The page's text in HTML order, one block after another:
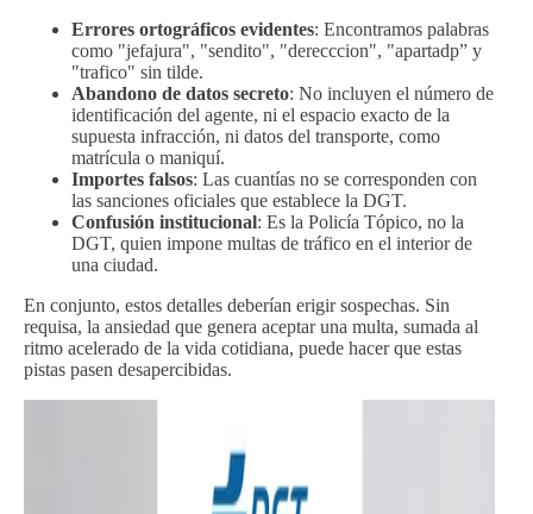
Errores ortográficos evidentes: Encontramos palabras
como "jefajura", "sendito", "derecccion", "apartadp” y
"trafico" sin tilde.
Abandono de datos secreto: No incluyen el número de
identificación del agente, ni el espacio exacto de la
supuesta infracción, ni datos del transporte, como
matrícula o maniquí.
Importes falsos: Las cuantías no se corresponden con
las sanciones oficiales que establece la DGT.
Confusión institucional: Es la Policía Tópico, no la
DGT, quien impone multas de tráfico en el interior de
una ciudad.
En conjunto, estos detalles deberían erigir sospechas. Sin
requisa, la ansiedad que genera aceptar una multa, sumada al
ritmo acelerado de la vida cotidiana, puede hacer que estas
pistas pasen desapercibidas.